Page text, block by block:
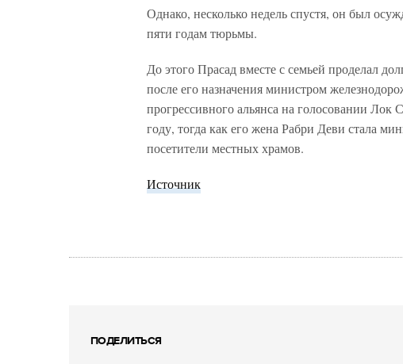
Однако, несколько недель спустя, он был
пяти годам тюрьмы.
До этого Прасад вместе с семьей проделал
после его назначения министром
прогрессивного альянса на голосовании
году, тогда как его жена Рабри Деви стала
посетители местных храмов.
Источник
ПОДЕЛИТЬСЯ